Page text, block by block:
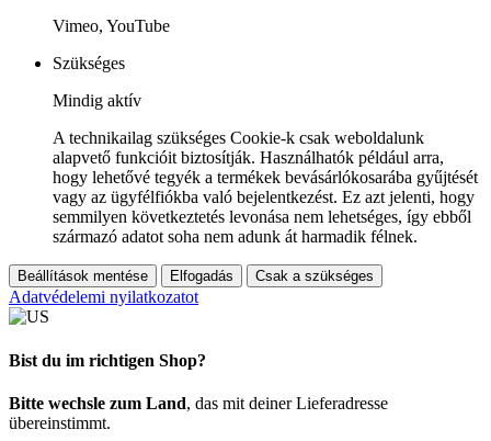
Vimeo, YouTube
Szükséges
Mindig aktív
A technikailag szükséges Cookie-k csak weboldalunk
alapvető funkcióit biztosítják. Használhatók például arra,
hogy lehetővé tegyék a termékek bevásárlókosarába gyűjtését
vagy az ügyfélfiókba való bejelentkezést. Ez azt jelenti, hogy
semmilyen következtetés levonása nem lehetséges, így ebből
származó adatot soha nem adunk át harmadik félnek.
Beállítások mentése Elfogadás Csak a szükséges
Adatvédelemi nyilatkozatot
Bist du im richtigen Shop?
Bitte wechsle zum Land, das mit deiner Lieferadresse
übereinstimmt.